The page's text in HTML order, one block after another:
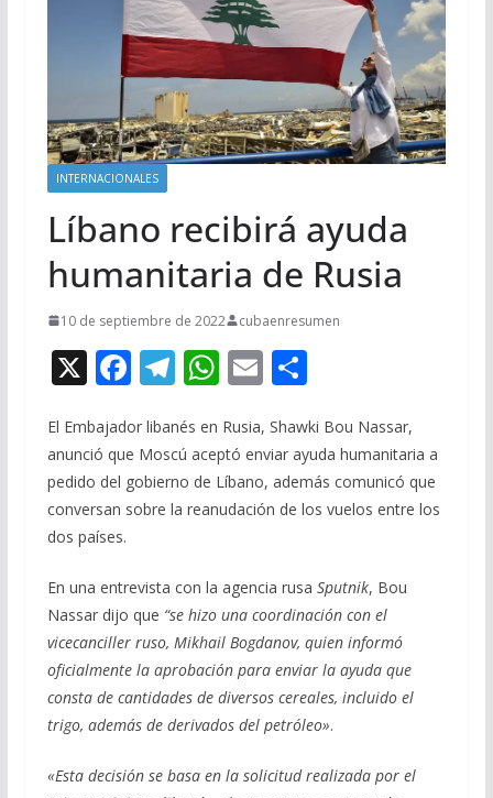
INTERNACIONALES
Líbano recibirá ayuda
humanitaria de Rusia
10 de septiembre de 2022 cubaenresumen
X F
e
b
o
k
T
e
gr
a
W
at
s
A
p
E
ai
l
C
m
p
ar
r
El Embajador libanés en Rusia, Shawki Bou Nassar,
anunció que Moscú aceptó enviar ayuda humanitaria a
pedido del gobierno de Líbano, además comunicó que
conversan sobre la reanudación de los vuelos entre los
dos países.
En una entrevista con la agencia rusa Sputnik, Bou
Nassar dijo que “se hizo una coordinación con el
vicecanciller ruso, Mikhail Bogdanov, quien informó
oficialmente la aprobación para enviar la ayuda que
consta de cantidades de diversos cereales, incluido el
trigo, además de derivados del petróleo».
«Esta decisión se basa en la solicitud realizada por el